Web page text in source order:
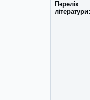
Перелік
літератури: